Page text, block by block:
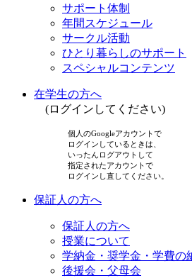
サポート体制
年間スケジュール
サークル活動
ひとり暮らしのサポート
スペシャルコンテンツ
在学生の方へ
(ログインしてください)
個人のGoogleアカウントで
ログインしているときは、
いったんログアウトして
指定されたアカウントで
ログインし直してください。
保証人の方へ
保証人の方へ
授業について
学納金・奨学金・学費の
後援会・父母会